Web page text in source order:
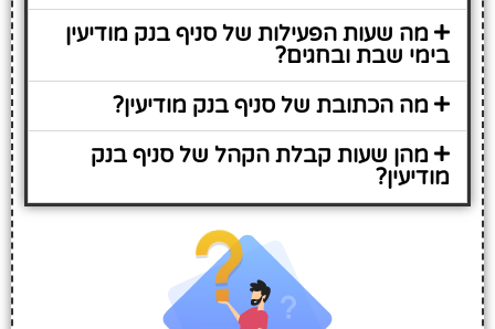
מה שעות הפעילות של סניף בנק מודיעין
בימי שבת ובחגים?
מה הכתובת של סניף בנק מודיעין?
מהן שעות קבלת הקהל של סניף בנק
מודיעין?